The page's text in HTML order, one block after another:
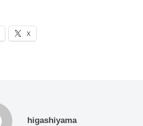
X
higashiyama